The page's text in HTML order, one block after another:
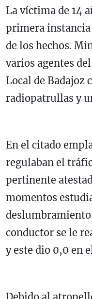
La víctima de 14
primera
de los hechos.
varios agentes
Local de Badajoz
radiopatrullas y
En el citado
regulaban el
pertinente
momentos
deslumbramiento
conductor se le
y este dio 0,0 en